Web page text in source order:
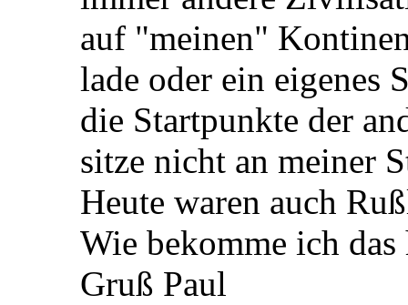
auf "meinen"
lade oder ein eigenes
die Startpunkte der
sitze nicht an meiner
Heute waren auch
Wie bekomme ich das
Gruß Paul